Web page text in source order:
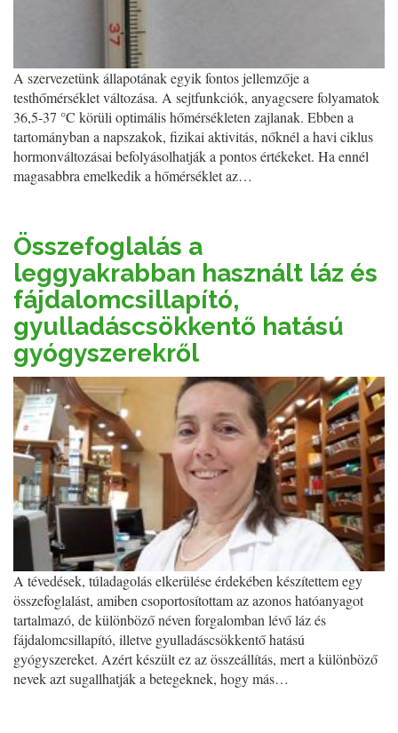
A szervezetünk állapotának egyik fontos jellemzője a
testhőmérséklet változása. A sejtfunkciók, anyagcsere folyamatok
36,5-37 °C körüli optimális hőmérsékleten zajlanak. Ebben a
tartományban a napszakok, fizikai aktivitás, nőknél a havi ciklus
hormonváltozásai befolyásolhatják a pontos értékeket. Ha ennél
magasabbra emelkedik a hőmérséklet az…
Összefoglalás a
leggyakrabban használt láz és
fájdalomcsillapító,
gyulladáscsökkentő hatású
gyógyszerekről
A tévedések, túladagolás elkerülése érdekében készítettem egy
összefoglalást, amiben csoportosítottam az azonos hatóanyagot
tartalmazó, de különböző néven forgalomban lévő láz és
fájdalomcsillapító, illetve gyulladáscsökkentő hatású
gyógyszereket. Azért készült ez az összeállítás, mert a különböző
nevek azt sugallhatják a betegeknek, hogy más…